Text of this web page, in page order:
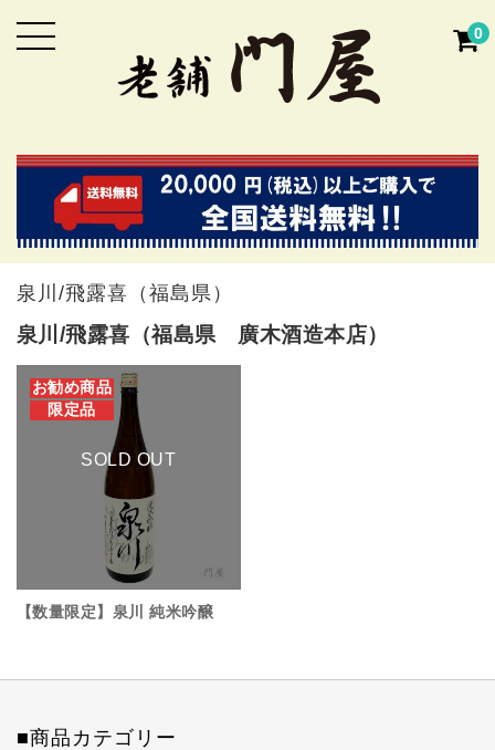
0
泉川/飛露喜（福島県）
泉川/飛露喜（福島県 廣木酒造本店）
お勧め商品
限定品
SOLD OUT
【数量限定】泉川 純米吟醸
■商品カテゴリー